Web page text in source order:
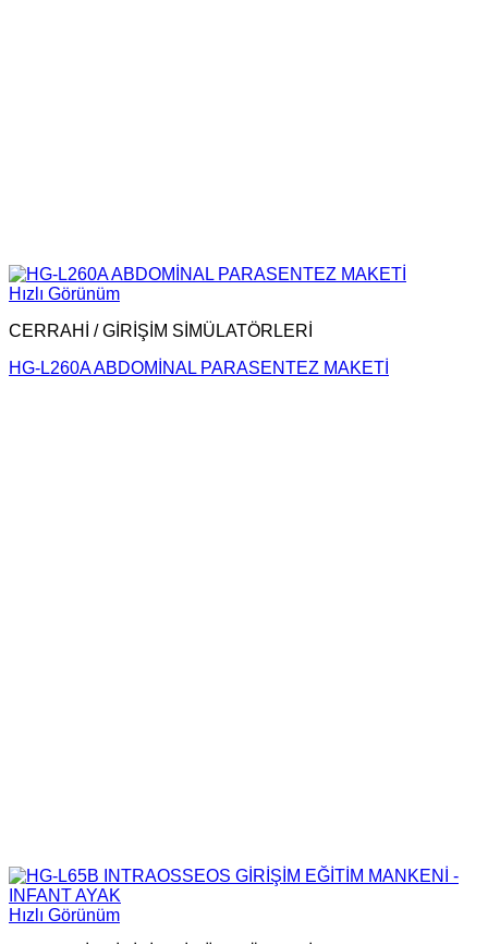
Hızlı Görünüm
CERRAHİ / GİRİŞİM SİMÜLATÖRLERİ
HG-L260A ABDOMİNAL PARASENTEZ MAKETİ
Hızlı Görünüm